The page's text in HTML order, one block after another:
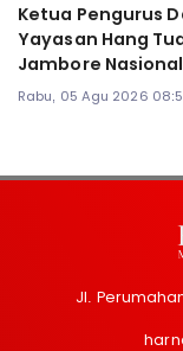
Ketua Pengurus
Yayasan Hang
Jambore Nasional
Rabu, 05 Agu 2026
Jl.